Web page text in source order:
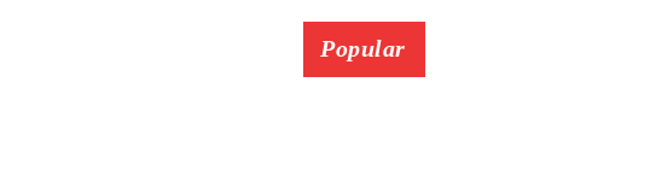
Popular